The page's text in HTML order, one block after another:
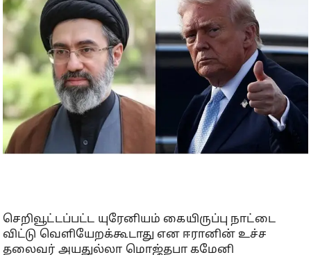
செறிவூட்டப்பட்ட யுரேனியம் கையிருப்பு நாட்டை
விட்டு வெளியேறக்கூடாது என ஈரானின் உச்ச
தலைவர் அயதுல்லா மொஜ்தபா கமேனி